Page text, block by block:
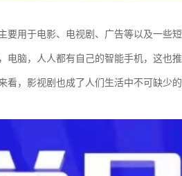
要用于电影、电视剧、广告等以及一些
电脑，人人都有自己的智能手机，这也
看，影视剧也成了人们生活中不可缺少